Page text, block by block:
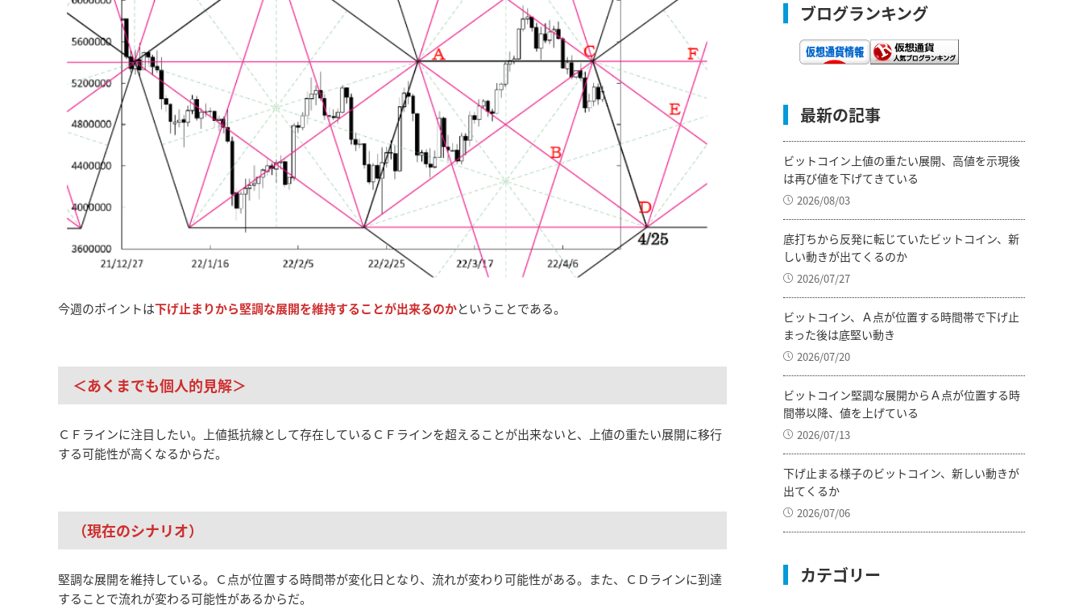
今週のポイントは下げ止まりから堅調な展開を維持することが出来るのかということである。
＜あくまでも個人的見解＞
ＣＦラインに注目したい。上値抵抗線として存在しているＣＦラインを超えることが出来ないと、上値の重たい展開に移行
する可能性が高くなるからだ。
（現在のシナリオ）
堅調な展開を維持している。Ｃ点が位置する時間帯が変化日となり、流れが変わり可能性がある。また、ＣＤラインに到達
することで流れが変わる可能性があるからだ。
ブログランキング
最新の記事
ビットコイン上値の重たい展開、高値を示現後
は再び値を下げてきている
2026/08/03
底打ちから反発に転じていたビットコイン、新
しい動きが出てくるのか
2026/07/27
ビットコイン、Ａ点が位置する時間帯で下げ止
まった後は底堅い動き
2026/07/20
ビットコイン堅調な展開からＡ点が位置する時
間帯以降、値を上げている
2026/07/13
下げ止まる様子のビットコイン、新しい動きが
出てくるか
2026/07/06
カテゴリー